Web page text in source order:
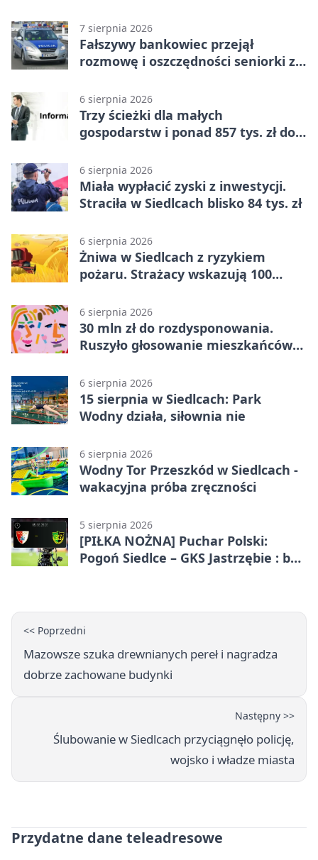
7 sierpnia 2026
Fałszywy bankowiec przejął
rozmowę i oszczędności seniorki z
6 sierpnia 2026
Trzy ścieżki dla małych
gospodarstw i ponad 857 tys. zł do
6 sierpnia 2026
Miała wypłacić zyski z inwestycji.
Straciła w Siedlcach blisko 84 tys. zł
6 sierpnia 2026
Żniwa w Siedlcach z ryzykiem
pożaru. Strażacy wskazują 100
6 sierpnia 2026
30 mln zł do rozdysponowania.
Ruszyło głosowanie mieszkańców
6 sierpnia 2026
15 sierpnia w Siedlcach: Park
Wodny działa, siłownia nie
6 sierpnia 2026
Wodny Tor Przeszkód w Siedlcach -
wakacyjna próba zręczności
5 sierpnia 2026
[PIŁKA NOŻNA] Puchar Polski:
Pogoń Siedlce – GKS Jastrzębie : bez
<< Poprzedni
Mazowsze szuka drewnianych pereł i nagradza
dobrze zachowane budynki
Następny >>
Ślubowanie w Siedlcach przyciągnęło policję,
wojsko i władze miasta
Przydatne dane teleadresowe